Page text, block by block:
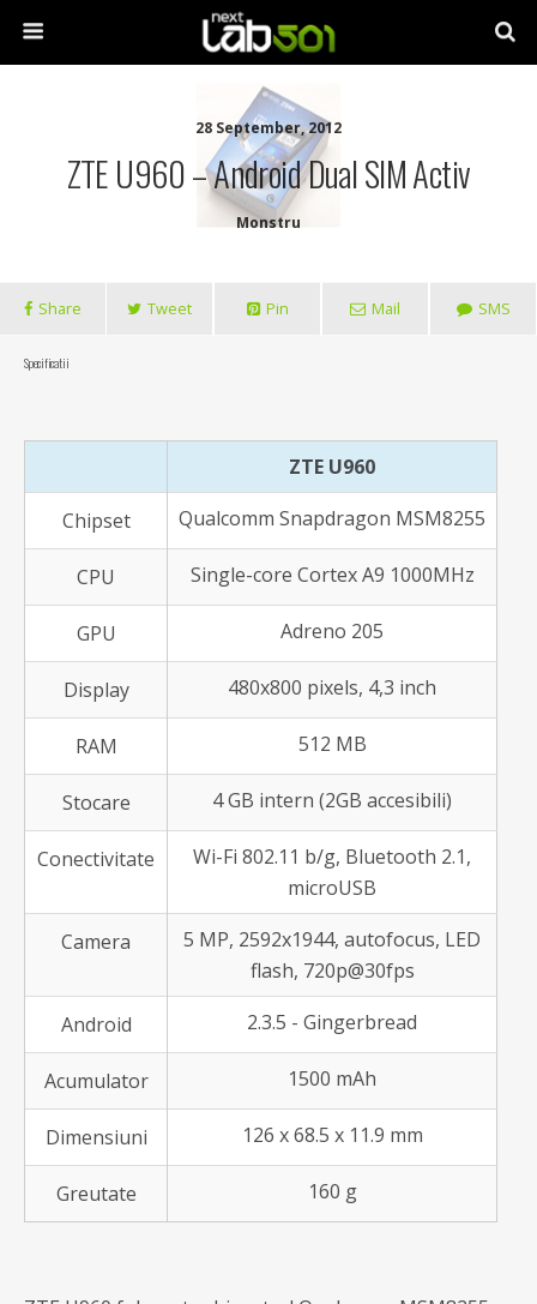
28 September, 2012
ZTE U960 – Android Dual SIM Activ
Monstru
Share Tweet Pin Mail SMS
Specificatii
ZTE U960
Chipset Qualcomm Snapdragon MSM8255
CPU Single-core Cortex A9 1000MHz
GPU Adreno 205
Display 480x800 pixels, 4,3 inch
RAM 512 MB
Stocare 4 GB intern (2GB accesibili)
Conectivitate
Wi-Fi 802.11 b/g, Bluetooth 2.1,
microUSB
Camera
5 MP, 2592x1944, autofocus, LED
flash, 720p@30fps
Android 2.3.5 - Gingerbread
Acumulator 1500 mAh
Dimensiuni 126 x 68.5 x 11.9 mm
Greutate 160 g